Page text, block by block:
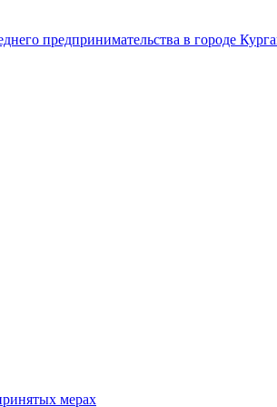
предпринимательства в городе
мерах